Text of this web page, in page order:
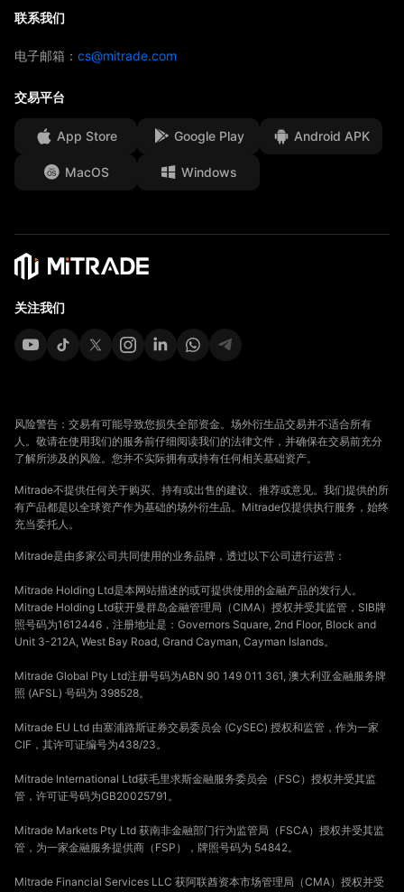
联系我们
电子邮箱： cs@mitrade.com
交易平台
App Store Google Play Android APK
MacOS Windows
关注我们
风险警告：交易有可能导致您损失全部资金。场外衍生品交易并不适合所有
人。敬请在使用我们的服务前仔细阅读我们的法律文件，并确保在交易前充分
了解所涉及的风险。您并不实际拥有或持有任何相关基础资产。
Mitrade不提供任何关于购买、持有或出售的建议、推荐或意见。我们提供的所
有产品都是以全球资产作为基础的场外衍生品。Mitrade仅提供执行服务，始终
充当委托人。
Mitrade是由多家公司共同使用的业务品牌，透过以下公司进行运营：
Mitrade Holding Ltd是本网站描述的或可提供使用的金融产品的发行人。
Mitrade Holding Ltd获开曼群岛金融管理局（CIMA）授权并受其监管，SIB牌
照号码为1612446，注册地址是：Governors Square, 2nd Floor, Block and
Unit 3-212A, West Bay Road, Grand Cayman, Cayman Islands。
Mitrade Global Pty Ltd注册号码为ABN 90 149 011 361, 澳大利亚金融服务牌
照 (AFSL) 号码为 398528。
Mitrade EU Ltd 由塞浦路斯证券交易委员会 (CySEC) 授权和监管，作为一家
CIF，其许可证编号为438/23。
Mitrade International Ltd获毛里求斯金融服务委员会（FSC）授权并受其监
管，许可证号码为GB20025791。
Mitrade Markets Pty Ltd 获南非金融部门行为监管局（FSCA）授权并受其监
管，为一家金融服务提供商（FSP），牌照号码为 54842。
Mitrade Financial Services LLC 获阿联酋资本市场管理局（CMA）授权并受